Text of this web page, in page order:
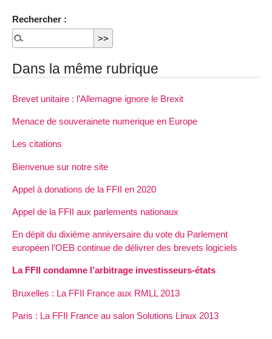
Rechercher :
Dans la même rubrique
Brevet unitaire : l’Allemagne ignore le Brexit
Menace de souverainete numerique en Europe
Les citations
Bienvenue sur notre site
Appel à donations de la FFII en 2020
Appel de la FFII aux parlements nationaux
En dépit du dixième anniversaire du vote du Parlement
européen l’OEB continue de délivrer des brevets logiciels
La FFII condamne l’arbitrage investisseurs-états
Bruxelles : La FFII France aux RMLL 2013
Paris : La FFII France au salon Solutions Linux 2013